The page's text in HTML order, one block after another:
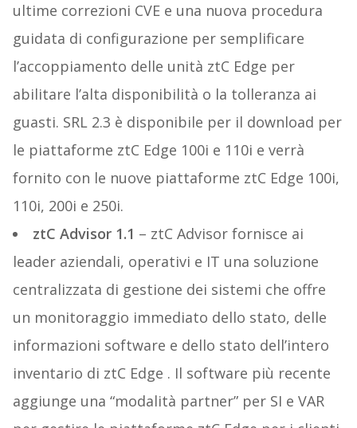
ultime correzioni CVE e una nuova procedura
guidata di configurazione per semplificare
l’accoppiamento delle unità ztC Edge per
abilitare l’alta disponibilità o la tolleranza ai
guasti. SRL 2.3 è disponibile per il download per
le piattaforme ztC Edge 100i e 110i e verrà
fornito con le nuove piattaforme ztC Edge 100i,
110i, 200i e 250i.
ztC Advisor 1.1 – ztC Advisor fornisce ai
leader aziendali, operativi e IT una soluzione
centralizzata di gestione dei sistemi che offre
un monitoraggio immediato dello stato, delle
informazioni software e dello stato dell’intero
inventario di ztC Edge . Il software più recente
aggiunge una “modalità partner” per SI e VAR